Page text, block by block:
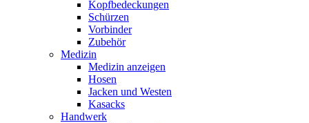
Kopfbedeckungen
Schürzen
Vorbinder
Zubehör
Medizin
Medizin anzeigen
Hosen
Jacken und Westen
Kasacks
Handwerk